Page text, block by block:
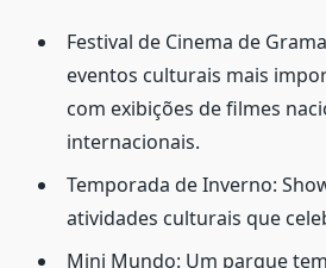
Festival de Cinema de
eventos culturais mais
com exibições de filmes
internacionais.
Temporada de Inverno:
atividades culturais que
Mini Mundo: Um parque